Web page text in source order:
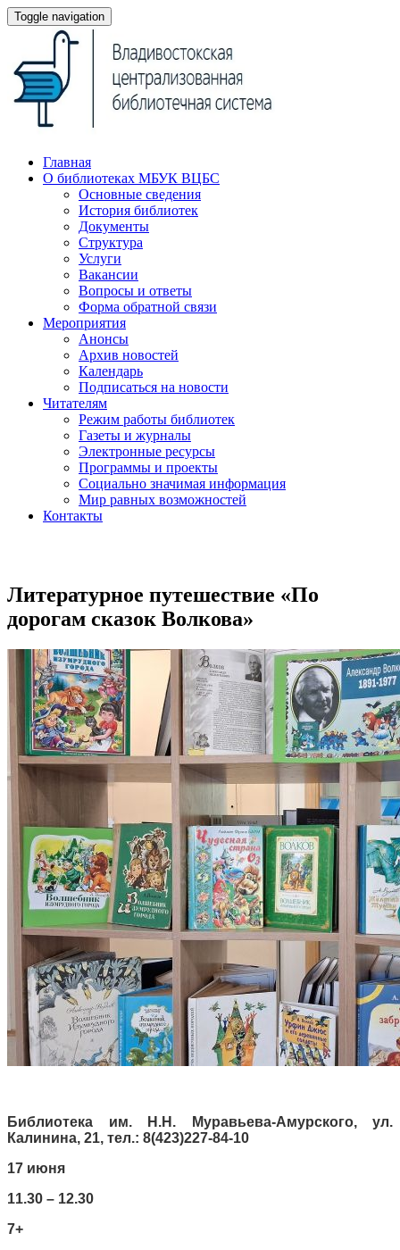
Toggle navigation
Главная
О библиотеках МБУК ВЦБС
Основные сведения
История библиотек
Документы
Структура
Услуги
Вакансии
Вопросы и ответы
Форма обратной связи
Мероприятия
Анонсы
Архив новостей
Календарь
Подписаться на новости
Читателям
Режим работы библиотек
Газеты и журналы
Электронные ресурсы
Программы и проекты
Социально значимая информация
Мир равных возможностей
Контакты
Литературное путешествие «По
дорогам сказок Волкова»
Библиотека им. Н.Н. Муравьева-Амурского, ул.
Калинина, 21, тел.: 8(423)227-84-10
17 июня
11.30 – 12.30
7+